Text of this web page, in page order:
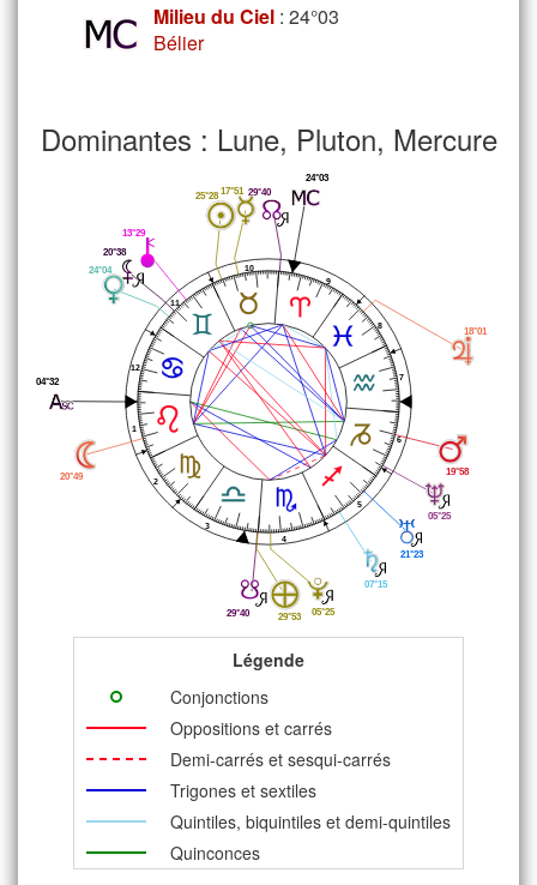
Milieu du Ciel : 24°03
Bélier
Dominantes : Lune, Pluton, Mercure
1
2
3
4
5
6
7
8
9
10
11
12
04°32
20°49
29°40 29°53 05°25
07°15
21°23
05°25
19°58
18°01
24°03
29°40
17°51
25°28
13°29
20°38
24°04
Légende
Conjonctions
Oppositions et carrés
Demi-carrés et sesqui-carrés
Trigones et sextiles
Quintiles, biquintiles et demi-quintiles
Quinconces